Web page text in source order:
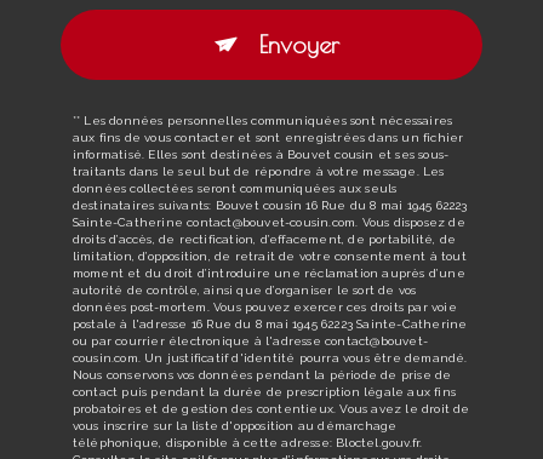
Envoyer
** Les données personnelles communiquées sont nécessaires
aux fins de vous contacter et sont enregistrées dans un fichier
informatisé. Elles sont destinées à Bouvet cousin et ses sous-
traitants dans le seul but de répondre à votre message. Les
données collectées seront communiquées aux seuls
destinataires suivants: Bouvet cousin 16 Rue du 8 mai 1945 62223
Sainte-Catherine contact@bouvet-cousin.com. Vous disposez de
droits d’accès, de rectification, d’effacement, de portabilité, de
limitation, d’opposition, de retrait de votre consentement à tout
moment et du droit d’introduire une réclamation auprès d’une
autorité de contrôle, ainsi que d’organiser le sort de vos
données post-mortem. Vous pouvez exercer ces droits par voie
postale à l'adresse 16 Rue du 8 mai 1945 62223 Sainte-Catherine
ou par courrier électronique à l'adresse contact@bouvet-
cousin.com. Un justificatif d'identité pourra vous être demandé.
Nous conservons vos données pendant la période de prise de
contact puis pendant la durée de prescription légale aux fins
probatoires et de gestion des contentieux. Vous avez le droit de
vous inscrire sur la liste d'opposition au démarchage
téléphonique, disponible à cette adresse: Bloctel.gouv.fr.